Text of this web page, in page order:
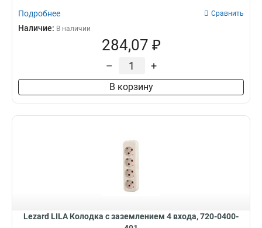
Подробнее Сравнить
Наличие: В наличии
284,07 ₽
– +
В корзину
Lezard LILA Колодка с заземлением 4 входа, 720-0400-